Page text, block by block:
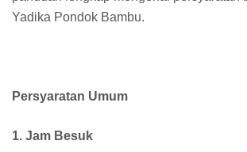
Yadika Pondok Bambu.
Persyaratan Umum
1. Jam Besuk